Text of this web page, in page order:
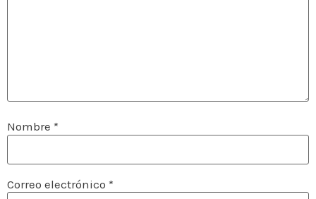
Nombre *
Correo electrónico *